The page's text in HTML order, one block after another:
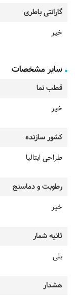
گارانتی باطری
خیر
سایر مشخصات
قطب نما
خیر
کشور سازنده
طراحی ایتالیا
رطوبت و دماسنج
خیر
ثانیه شمار
بلی
هشدار